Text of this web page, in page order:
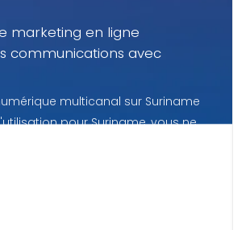
marketing en ligne
communications avec
multicanal sur Suriname
pour Suriname, vous ne